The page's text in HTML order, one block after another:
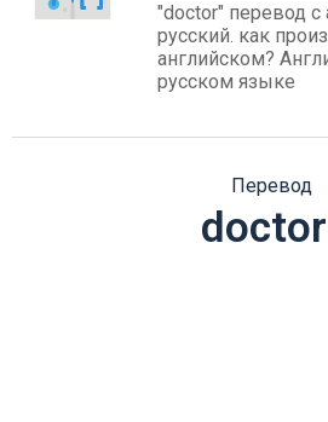
"doctor" перевод с
русский. как
английском?
русском языке
Перевод
doctor